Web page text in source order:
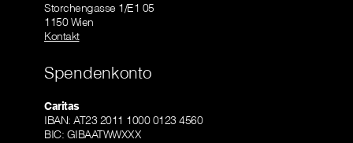
Storchengasse 1/E1 05
1150 Wien
Kontakt
Spendenkonto
Caritas
IBAN: AT23 2011 1000 0123 4560
BIC: GIBAATWWXXX